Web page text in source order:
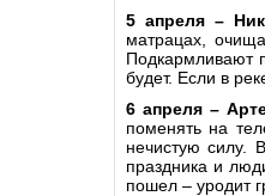
5 апреля –
матрацах,
Подкармливают
будет. Если в
6 апреля –
поменять на
нечистую силу.
праздника и
пошел – уродит